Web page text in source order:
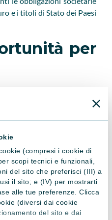
(compresi i cookie di
scopi tecnici e funzionali,
del sito che preferisci (III) a
il sito; e (IV) per mostrarti
alle tue preferenze. Clicca
(diversi dai cookie
del sito e dai
e i titoli di Stato dei Paesi
per
. Le riforme strutturali e gli
del Vecchio Continente.
tradursi in opportunità
fisso, ma anche
tra le aziende a piccola e
alla domanda interna
commerciali globali